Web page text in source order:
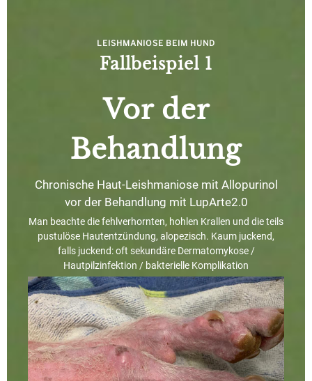
LEISHMANIOSE BEIM HUND
Fallbeispiel 1
Vor der
Behandlung
Chronische Haut-Leishmaniose mit Allopurinol
vor der Behandlung mit LupArte2.0
Man beachte die fehlverhornten, hohlen Krallen und die teils
pustulöse Hautentzündung, alopezisch. Kaum juckend,
falls juckend: oft sekundäre Dermatomykose /
Hautpilzinfektion / bakterielle Komplikation